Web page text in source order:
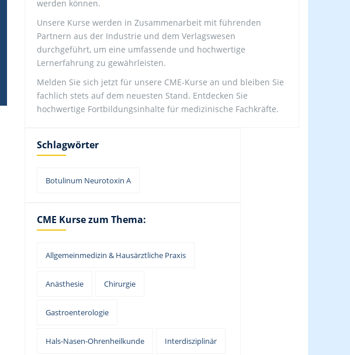
werden können.
Unsere Kurse werden in Zusammenarbeit mit führenden
Partnern aus der Industrie und dem Verlagswesen
durchgeführt, um eine umfassende und hochwertige
Lernerfahrung zu gewährleisten.
Melden Sie sich jetzt für unsere CME-Kurse an und bleiben Sie
fachlich stets auf dem neuesten Stand. Entdecken Sie
hochwertige Fortbildungsinhalte für medizinische Fachkräfte.
Schlagwörter
Botulinum Neurotoxin A
CME Kurse zum Thema:
Allgemeinmedizin & Hausärztliche Praxis
Anästhesie Chirurgie
Gastroenterologie
Hals-Nasen-Ohrenheilkunde Interdisziplinär